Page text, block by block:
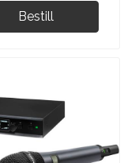
Bestill